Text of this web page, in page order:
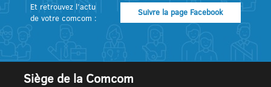
Et retrouvez l’actu
de votre comcom :
Suivre la page Facebook
Siège de la Comcom